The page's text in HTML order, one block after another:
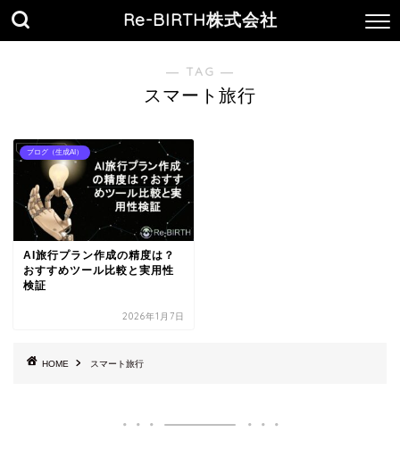
Re-BIRTH株式会社
― TAG ―
スマート旅行
ブログ（生成AI）
AI旅行プラン作成の精度は？
おすすめツール比較と実用性
検証
2026年1月7日
HOME スマート旅行